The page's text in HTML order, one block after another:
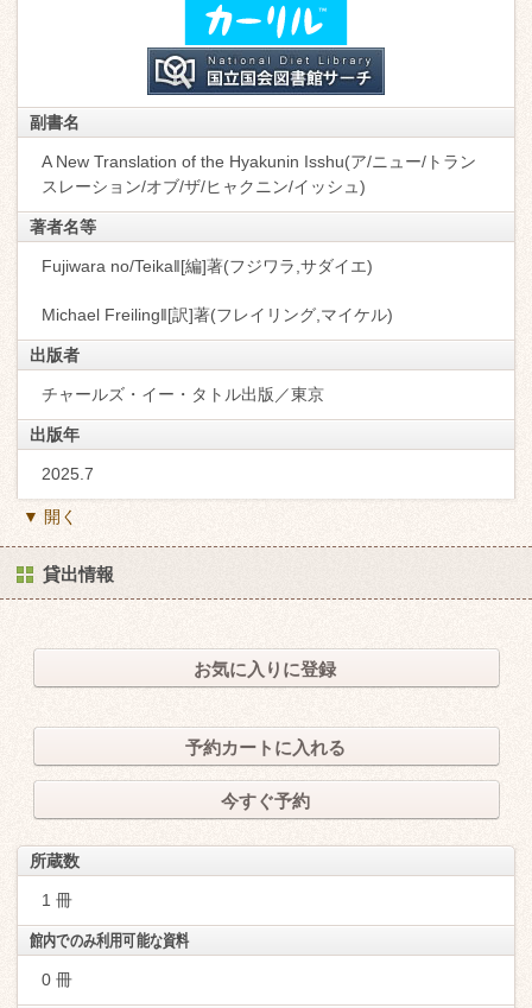
副書名
A New Translation of the Hyakunin Isshu(ア/ニュー/トラン
スレーション/オブ/ザ/ヒャクニン/イッシュ)
著者名等
Fujiwara no/Teika‖[編]著(フジワラ,サダイエ)
Michael Freiling‖[訳]著(フレイリング,マイケル)
出版者
チャールズ・イー・タトル出版／東京
出版年
2025.7
▼ 開く
貸出情報
お気に入りに登録
予約カートに入れる
今すぐ予約
所蔵数
1 冊
館内でのみ利用可能な資料
0 冊